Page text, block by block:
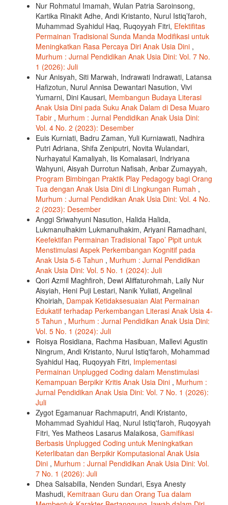
Nur Rohmatul Imamah, Wulan Patria Saroinsong,
Kartika Rinakit Adhe, Andi Kristanto, Nurul Istiq’faroh,
Muhammad Syahidul Haq, Ruqoyyah Fitri, Efektifitas
Permainan Tradisional Sunda Manda Modifikasi untuk
Meningkatkan Rasa Percaya Diri Anak Usia Dini ,
Murhum : Jurnal Pendidikan Anak Usia Dini: Vol. 7 No.
1 (2026): Juli
Nur Anisyah, Siti Marwah, Indrawati Indrawati, Latansa
Hafizotun, Nurul Annisa Dewantari Nasution, Vivi
Yumarni, Dini Kausari, Membangun Budaya Literasi
Anak Usia Dini pada Suku Anak Dalam di Desa Muaro
Tabir , Murhum : Jurnal Pendidikan Anak Usia Dini:
Vol. 4 No. 2 (2023): Desember
Euis Kurniati, Badru Zaman, Yuli Kurniawati, Nadhira
Putri Adriana, Shifa Zeniputri, Novita Wulandari,
Nurhayatul Kamaliyah, Iis Komalasari, Indriyana
Wahyuni, Aisyah Durrotun Nafisah, Anbar Zumayyah,
Program Bimbingan Praktik Play Pedagogy bagi Orang
Tua dengan Anak Usia Dini di Lingkungan Rumah ,
Murhum : Jurnal Pendidikan Anak Usia Dini: Vol. 4 No.
2 (2023): Desember
Anggi Sriwahyuni Nasution, Halida Halida,
Lukmanulhakim Lukmanulhakim, Ariyani Ramadhani,
Keefektifan Permainan Tradisional Tapo’ Pipit untuk
Menstimulasi Aspek Perkembangan Kognitif pada
Anak Usia 5-6 Tahun , Murhum : Jurnal Pendidikan
Anak Usia Dini: Vol. 5 No. 1 (2024): Juli
Qori Azmil Maghfiroh, Dewi Aliffaturohmah, Laily Nur
Aisyiah, Heni Puji Lestari, Nanik Yuliati, Angelinal
Khoiriah, Dampak Ketidaksesuaian Alat Permainan
Edukatif terhadap Perkembangan Literasi Anak Usia 4-
5 Tahun , Murhum : Jurnal Pendidikan Anak Usia Dini:
Vol. 5 No. 1 (2024): Juli
Roisya Rosidiana, Rachma Hasibuan, Mallevi Agustin
Ningrum, Andi Kristanto, Nurul Istiq'faroh, Mohammad
Syahidul Haq, Ruqoyyah Fitri, Implementasi
Permainan Unplugged Coding dalam Menstimulasi
Kemampuan Berpikir Kritis Anak Usia Dini , Murhum :
Jurnal Pendidikan Anak Usia Dini: Vol. 7 No. 1 (2026):
Juli
Zygot Egamanuar Rachmaputri, Andi Kristanto,
Mohammad Syahidul Haq, Nurul Istiq'faroh, Ruqoyyah
Fitri, Yes Matheos Lasarus Malaikosa, Gamifikasi
Berbasis Unplugged Coding untuk Meningkatkan
Keterlibatan dan Berpikir Komputasional Anak Usia
Dini , Murhum : Jurnal Pendidikan Anak Usia Dini: Vol.
7 No. 1 (2026): Juli
Dhea Salsabilla, Nenden Sundari, Esya Anesty
Mashudi, Kemitraan Guru dan Orang Tua dalam